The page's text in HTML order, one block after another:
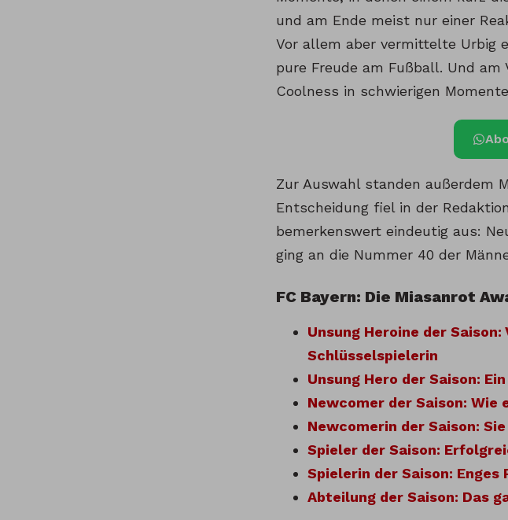
und am Ende meist nur einer
Vor allem aber vermittelte Urbig
pure Freude am Fußball. Und am
Coolness in schwierigen
Zur Auswahl standen außerdem
Entscheidung fiel in der
bemerkenswert eindeutig aus:
ging an die Nummer 40 der
FC Bayern: Die Miasanrot
Unsung Heroine der
Schlüsselspielerin
Unsung Hero der Saison:
Newcomer der Saison: Wie
Newcomerin der Saison:
Spieler der Saison:
Spielerin der Saison: Enges
Abteilung der Saison: Das